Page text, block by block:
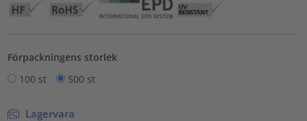
Förpackningens storlek
100 st
500 st
Lagervara